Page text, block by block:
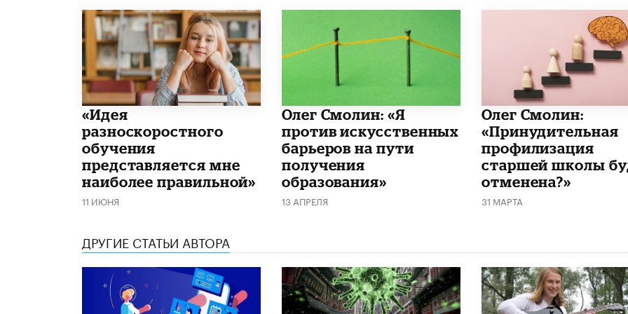
«Идея
разноскоростного
обучения
представляется мне
наиболее правильной»
11 ИЮНЯ
Олег Смолин: «Я
против искусственных
барьеров на пути
получения
образования»
13 АПРЕЛЯ
​Олег Смолин:
«Принудительная
профилизация
старшей школы
отменена?»
31 МАРТА
ДРУГИЕ СТАТЬИ АВТОРА